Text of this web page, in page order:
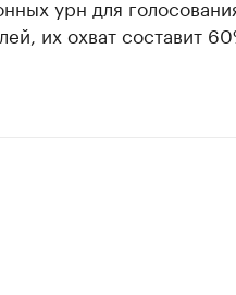
урн для
их охват составит